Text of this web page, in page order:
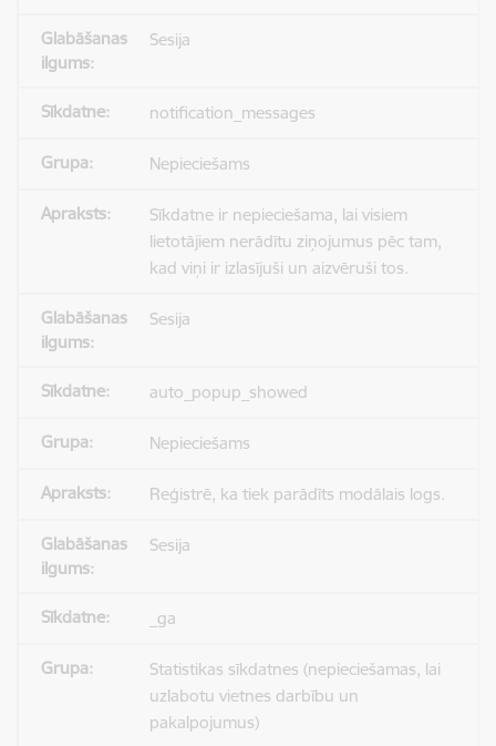
Sesija
notification_messages
Nepieciešams
Sīkdatne ir nepieciešama, lai visiem
lietotājiem nerādītu ziņojumus pēc tam,
kad viņi ir izlasījuši un aizvēruši tos.
Sesija
auto_popup_showed
Nepieciešams
Reģistrē, ka tiek parādīts modālais logs.
Sesija
_ga
Statistikas sīkdatnes (nepieciešamas, lai
uzlabotu vietnes darbību un
pakalpojumus)